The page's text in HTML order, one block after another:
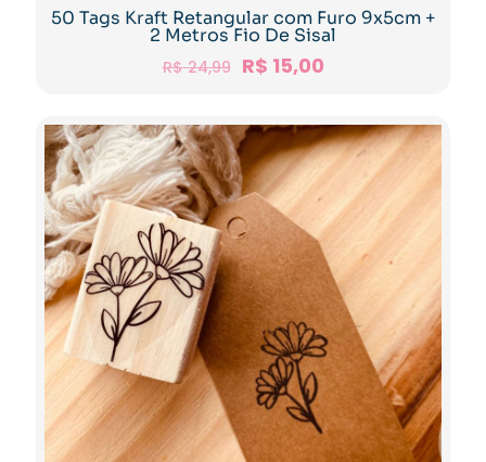
50 Tags Kraft Retangular com Furo 9x5cm +
2 Metros Fio De Sisal
R$24,99 R$ 15,00